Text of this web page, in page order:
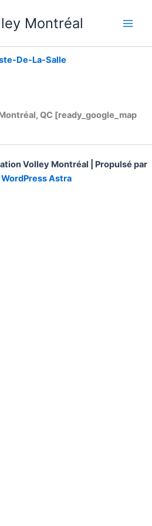
Montréal
De-La-Salle
QC [ready_google_map
Volley Montréal | Propulsé par
Astra